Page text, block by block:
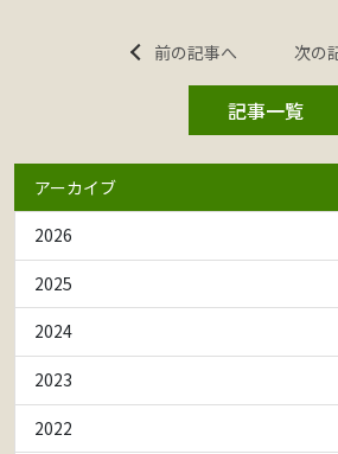
前の記事へ 次の
記事一覧
アーカイブ
2026
2025
2024
2023
2022